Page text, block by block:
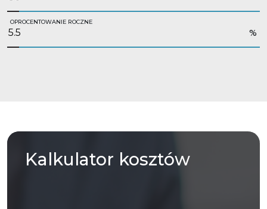
OPROCENTOWANIE ROCZNE
%
Kalkulator kosztów